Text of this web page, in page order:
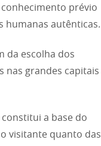
prévio
humanas autênticas.
da escolha dos
nas grandes capitais
a base do
visitante quanto das